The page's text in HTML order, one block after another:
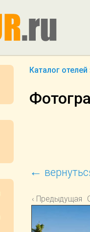
Каталог отелей
←
‹ Предыдущая